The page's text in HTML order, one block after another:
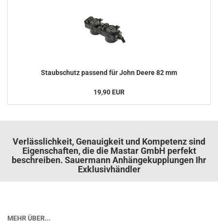
Staub­schutz pas­send für John Deere 82 mm
19,90 EUR
Verlässlichkeit, Genauigkeit und Kompetenz sind
Eigenschaften, die die Mastar GmbH perfekt
beschreiben. Sauermann Anhängekupplungen Ihr
Exklusivhändler
MEHR ÜBER...